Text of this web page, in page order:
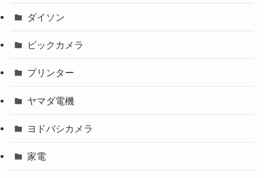
ダイソン
ビックカメラ
プリンター
ヤマダ電機
ヨドバシカメラ
家電